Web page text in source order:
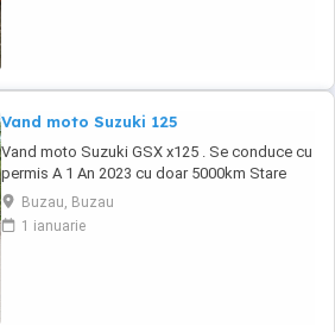
Vand moto Suzuki 125
Vand moto Suzuki GSX x125 . Se conduce cu
permis A 1 An 2023 cu doar 5000km Stare
impecabila , fara cazaturi ITP valabil pana in
noiembrie 2027 Revizii si schimb de ulei in
service autorizat
Buzau, Buzau
1 ianuarie